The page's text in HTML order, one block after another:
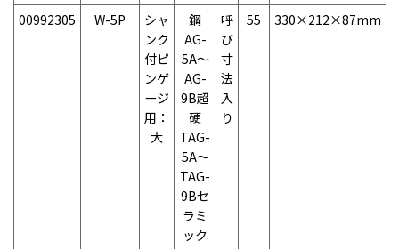
00992305 W-5P
シャ
ンク
付ピ
ンゲ
ージ
用：
大
鋼
AG-
5A～
AG-
9B超
硬
TAG-
5A～
TAG-
9Bセ
ラミ
ック
呼
び
寸
法
入
り
55 330×212×87mm